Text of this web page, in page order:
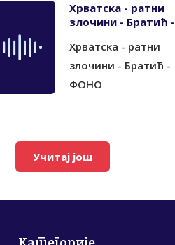
Хрватска - ратни
злочини - Братић -
Хрватска - ратни
злочини - Братић -
ФОНО
Учитај још